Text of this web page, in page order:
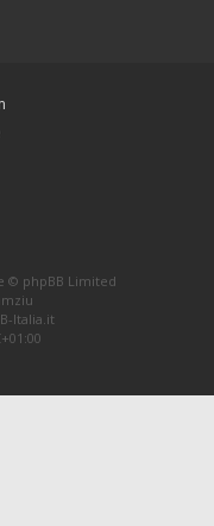
© phpBB Limited
Italia.it